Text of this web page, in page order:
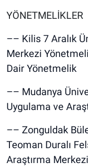
YÖNETMELİKLER
–– Kilis 7 Aralık
Merkezi
Dair Yönetmelik
–– Mudanya
Uygulama ve
–– Zonguldak
Teoman Duralı
Araştırma